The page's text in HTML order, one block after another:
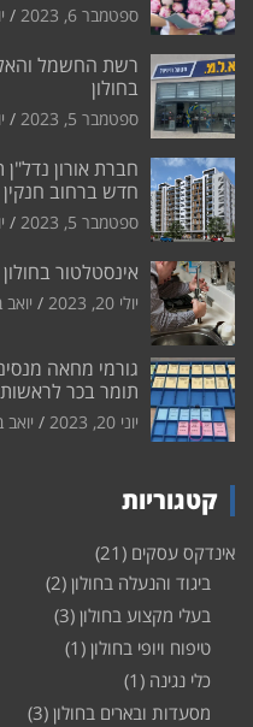
ספטמבר 6, 2023
רשת החשמל
בחולון
ספטמבר 5, 2023
חדש ברחוב חנקין
ספטמבר 5, 2023
אינסטלטור
יולי 20, 2023
גורמי מחאה
תומר בכר
יוני 20, 2023
קטגוריות
אינדקס עסקים (21)
ביגוד והנעלה בחולון (2)
בעלי מקצוע בחולון (3)
טיפוח ויופי בחולון (1)
כלי נגינה (1)
מסעדות ובארים בחולון (3)